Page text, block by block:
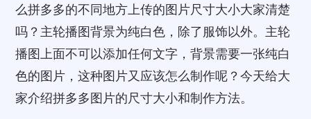
么拼多多的不同地方上传的图片尺寸大小大家清楚
吗？主轮播图背景为纯白色，除了服饰以外。主轮
播图上面不可以添加任何文字，背景需要一张纯白
色的图片，这种图片又应该怎么制作呢？今天给大
家介绍拼多多图片的尺寸大小和制作方法。